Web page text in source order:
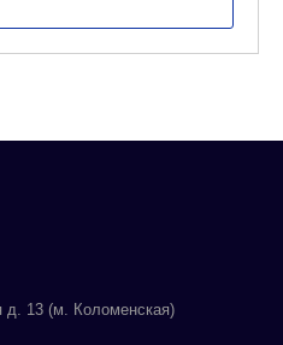
д. 13 (м. Коломенская)